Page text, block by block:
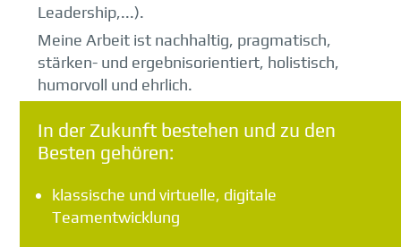
Leadership,...).
Meine Arbeit ist nachhaltig, pragmatisch,
stärken- und ergebnisorientiert, holistisch,
humorvoll und ehrlich.
In der Zukunft bestehen und zu den
Besten gehören:
klassische und virtuelle, digitale
Teamentwicklung